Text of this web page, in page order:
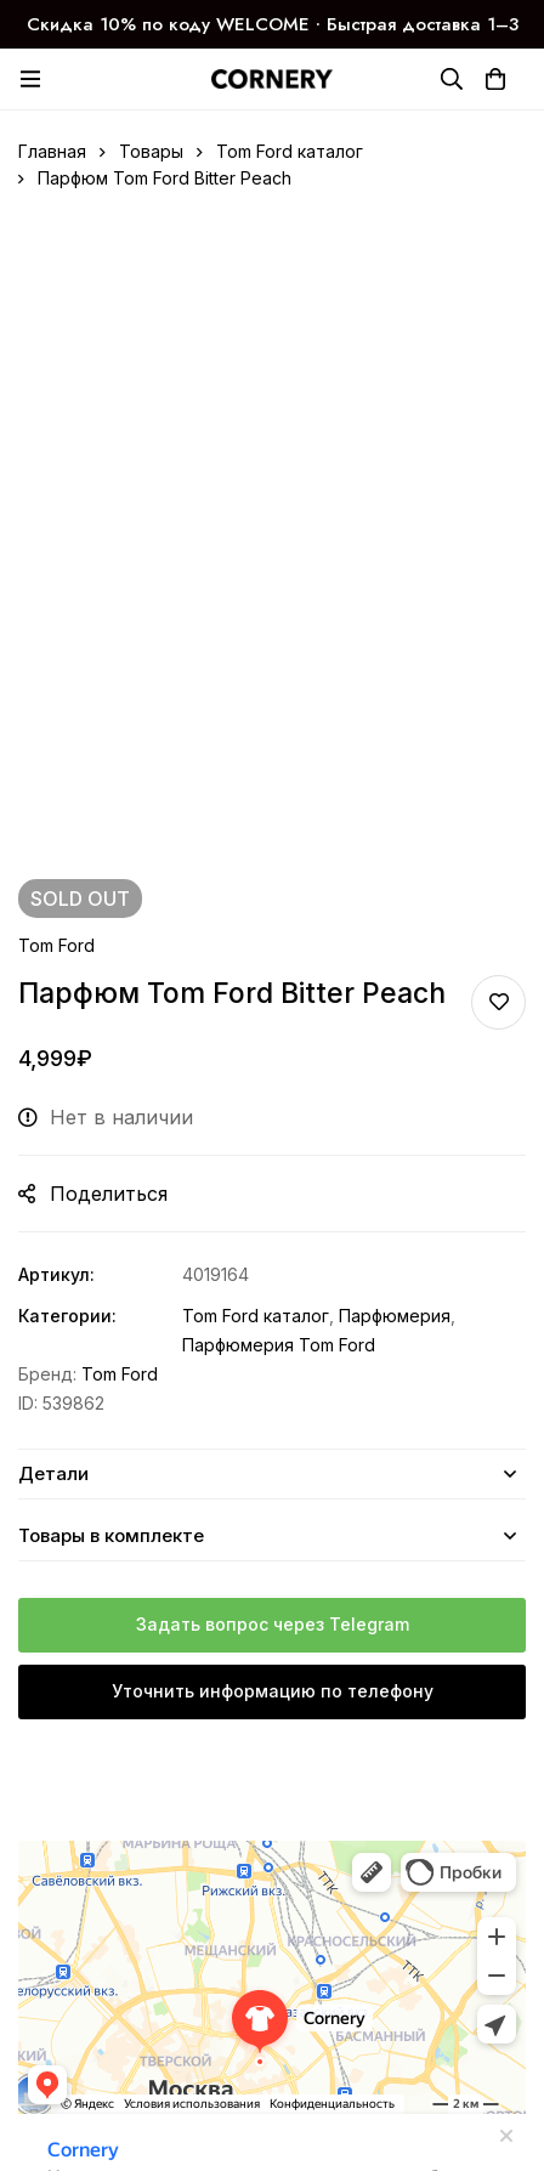
Скидка 10% по коду WELCOME ∙ Быстрая доставка 1–3
дня
Главная Товары
Tom Ford каталог
Парфюм Tom Ford Bitter Peach
SOLD OUT
Tom Ford
Парфюм Tom Ford Bitter Peach
4,999₽
Нет в наличии
Поделиться
Артикул:
4019164
Категории:
Tom Ford каталог Парфюмерия
Парфюмерия Tom Ford
Бренд: Tom Ford
ID: 539862
Детали
Товары в комплекте
Задать вопрос через Telegram
Уточнить информацию по телефону